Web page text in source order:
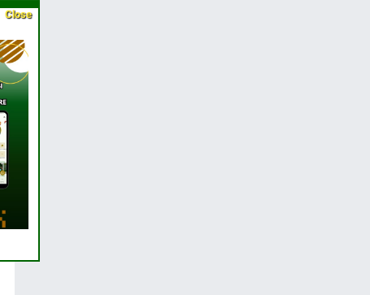
Close